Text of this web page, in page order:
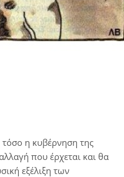
η κυβέρνηση της
που έρχεται και θα
εξέλιξη των